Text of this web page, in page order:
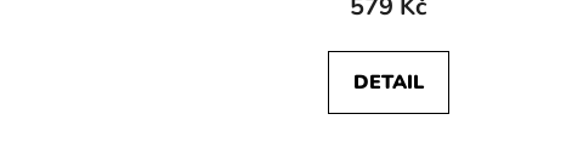
579 Kč
DETAIL